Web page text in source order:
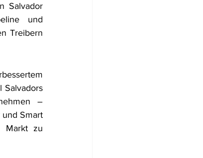
Salvador
und
Treibern
Salvadors
–
Smart
Markt zu